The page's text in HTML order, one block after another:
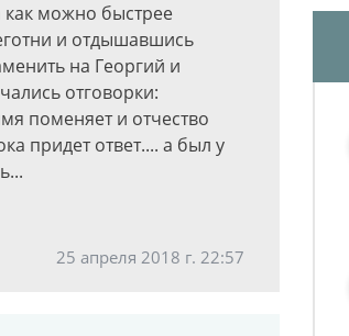
как можно быстрее
и отдышавшись
на Георгий и
отговорки:
поменяет и отчество
придет ответ.... а был у
25 апреля 2018 г. 22:57